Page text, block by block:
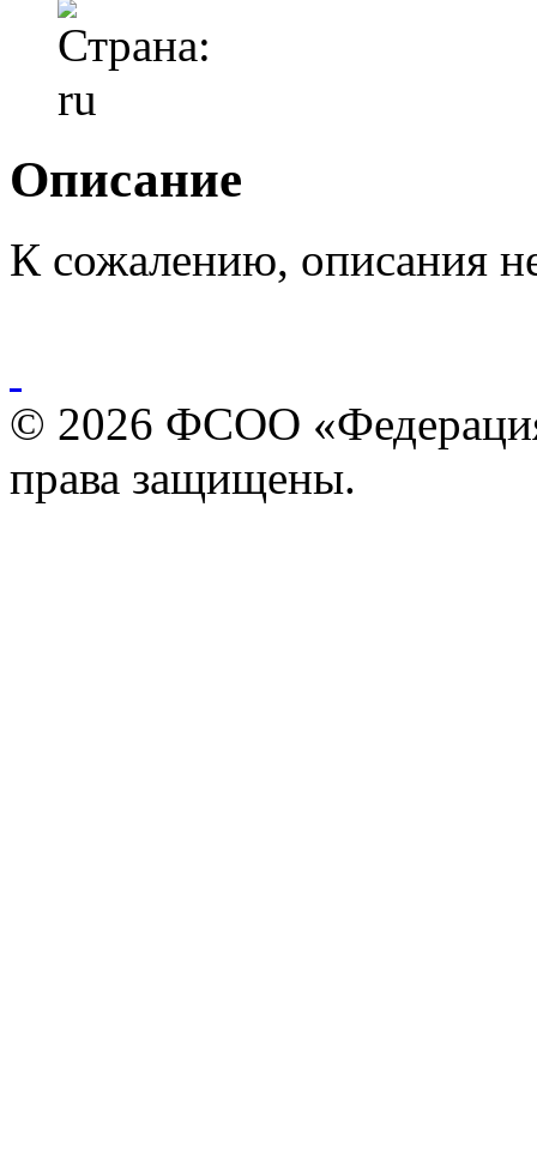
Описание
К сожалению, описания
© 2026 ФСОО
права защищены.